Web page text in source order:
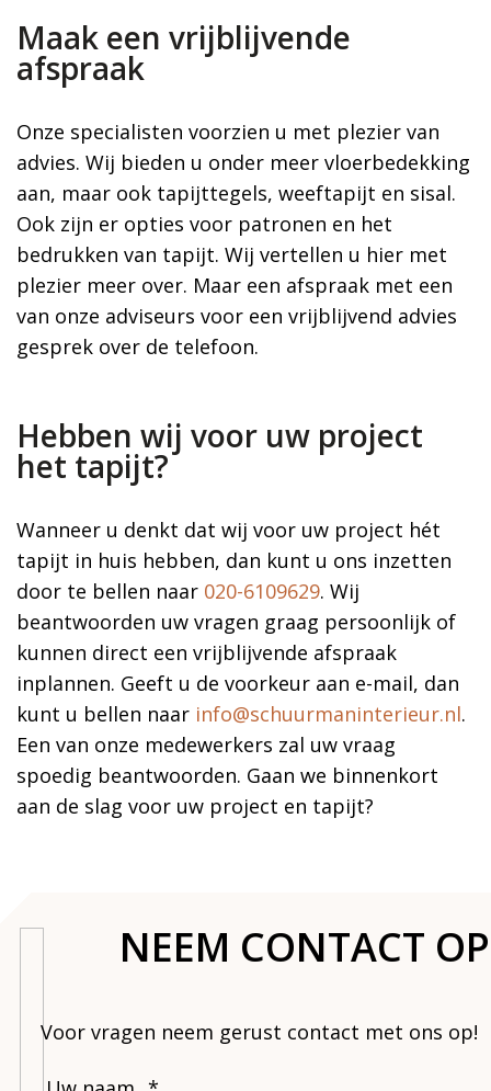
Maak een vrijblijvende
afspraak
Onze specialisten voorzien u met plezier van
advies. Wij bieden u onder meer vloerbedekking
aan, maar ook tapijttegels, weeftapijt en sisal.
Ook zijn er opties voor patronen en het
bedrukken van tapijt. Wij vertellen u hier met
plezier meer over. Maar een afspraak met een
van onze adviseurs voor een vrijblijvend advies
gesprek over de telefoon.
Hebben wij voor uw project
het tapijt?
Wanneer u denkt dat wij voor uw project hét
tapijt in huis hebben, dan kunt u ons inzetten
door te bellen naar 020-6109629. Wij
beantwoorden uw vragen graag persoonlijk of
kunnen direct een vrijblijvende afspraak
inplannen. Geeft u de voorkeur aan e-mail, dan
kunt u bellen naar info@schuurmaninterieur.nl.
Een van onze medewerkers zal uw vraag
spoedig beantwoorden. Gaan we binnenkort
aan de slag voor uw project en tapijt?
NEEM CONTACT OP
Voor vragen neem gerust contact met ons op!